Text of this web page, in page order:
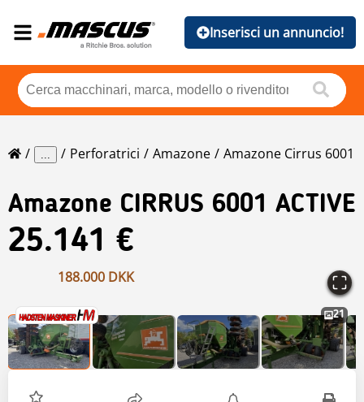
Inserisci un annuncio!
... Perforatrici Amazone Amazone Cirrus 6001
Amazone CIRRUS 6001 ACTIVE
25.141 €
188.000 DKK
21